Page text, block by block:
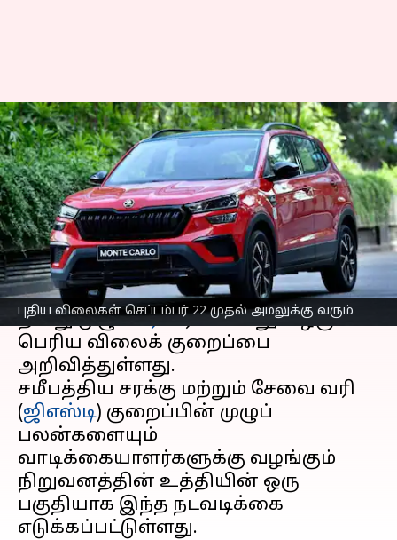
புதிய விலைகள் செப்டம்பர் 22 முதல் அமலுக்கு வரும்
ஜிஎஸ்டி 2.0: ஸ்கோடா
கார்கள் ₹3.3 லட்சம் வரை
விலை குறையும்
எழுதியவர் Venkatalakshmi V Sep 10, 2025 02:57 pm
செய்தி முன்னோட்டம்
ஸ்கோடாஆட்டோ இந்தியா நிறுவனம்
தனது முழுகார்வரிசையிலும் ஒரு
பெரிய விலைக் குறைப்பை
அறிவித்துள்ளது.
சமீபத்திய சரக்கு மற்றும் சேவை வரி
(ஜிஎஸ்டி) குறைப்பின் முழுப்
பலன்களையும்
வாடிக்கையாளர்களுக்கு வழங்கும்
நிறுவனத்தின் உத்தியின் ஒரு
பகுதியாக இந்த நடவடிக்கை
எடுக்கப்பட்டுள்ளது.